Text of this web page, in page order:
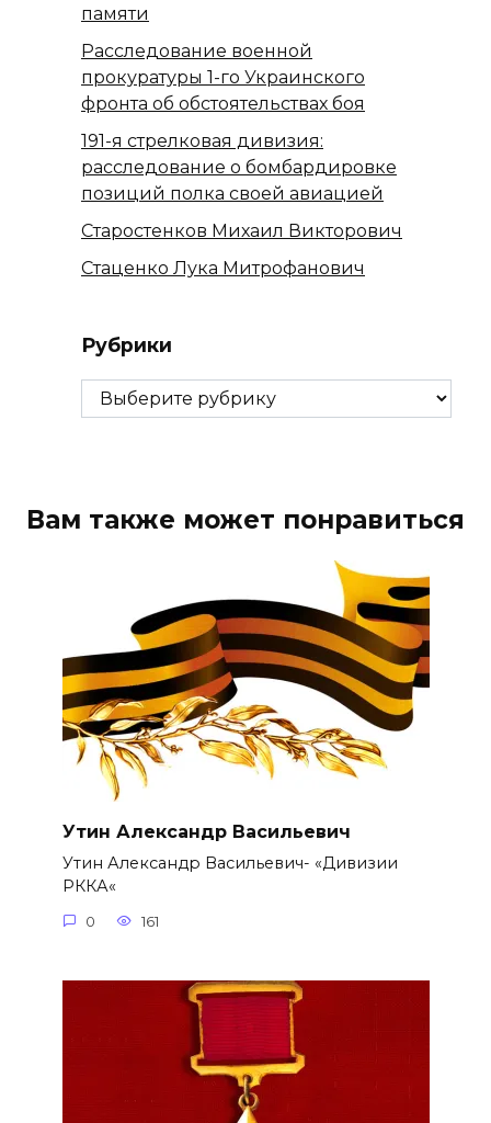
памяти
Расследование военной
прокуратуры 1-го Украинского
фронта об обстоятельствах боя
191-я стрелковая дивизия:
расследование о бомбардировке
позиций полка своей авиацией
Старостенков Михаил Викторович
Стаценко Лука Митрофанович
Рубрики
Рубрики
Вам также может понравиться
Утин Александр Васильевич
Утин Александр Васильевич- «Дивизии
РККА«
0 161